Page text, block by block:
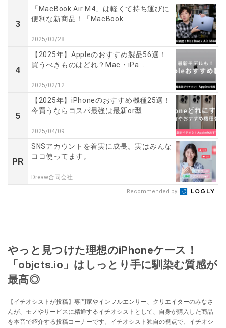
3
「MacBook Air M4」は軽くて持ち運びに
便利な新商品！「MacBook...
2025/03/28
4
【2025年】Appleのおすすめ製品56選！
買うべきものはどれ？Mac・iPa...
2025/02/12
5
【2025年】iPhoneのおすすめ機種25選！
今買うならコスパ最強は最新or型...
2025/04/09
PR
SNSアカウントを着実に成長。実はみんな
ココ使ってます。
Dreaw合同会社
Recommended by
やっと見つけた理想のiPhoneケース！
「objcts.io」はしっとり手に馴染む質感が
最高◎
【イチオシストが投稿】専門家やインフルエンサー、クリエイターのみなさ
んが、モノやサービスに精通するイチオシストとして、自身が購入した商品
を本音で紹介する投稿コーナーです。イチオシスト独自の視点で、イチオシ